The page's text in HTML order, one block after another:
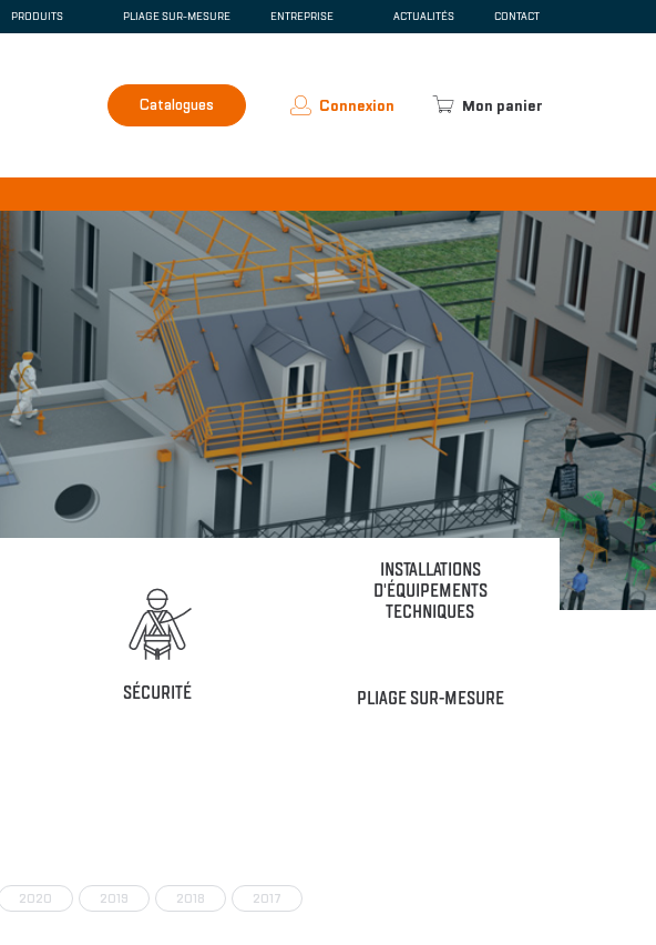
PRODUITS
FAÇADE ET PLIAGE
SÉCURITÉ
PLIAGE SUR-MESURE
ENTREPRISE
ACTUALITÉS CONTACT
Catalogues Connexion Mon panier
SÉCURITÉ
INSTALLATIONS
D'ÉQUIPEMENTS
TECHNIQUES
PLIAGE SUR-MESURE
2020 2019 2018 2017